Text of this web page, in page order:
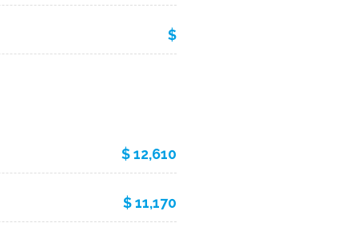
$
$ 12,610
$ 11,170